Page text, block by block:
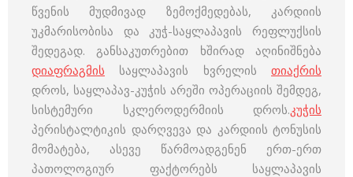
წვენის მუდმივად ზემოქმედებას, კარდიის
უკმარისობისა და კუჭ-საყლაპავის რეფლუქსის
შედეგად. განსაკუთრებით ხშირად აღინიშნება
დიაფრაგმის საყლაპავის ხვრელის თიაქრის
დროს, საყლაპავ-კუჭის არეში ოპერაციის შემდეგ,
სისტემური სკლეროდერმიის დროს.კუჭის
პერისტალტიკის დარღვევა და კარდიის ტონუსის
მომატება, ასევე წარმოადგენენ ერთ-ერთ
პათოლოგიურ ფაქტორებს საყლაპავის